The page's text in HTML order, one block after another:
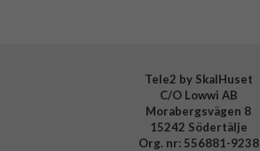
Tele2 by SkalHuset
C/O Lowwi AB
Morabergsvägen 8
15242 Södertälje
Org. nr: 556881-9238